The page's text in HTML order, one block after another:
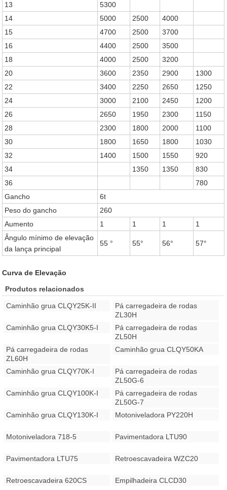
13
5300
14
5000 2500
4000
15
4700 2500
3700
16
4400 2500
3500
18
4000 2500
3200
20
3600 2350 2900
1300
22
3400 2250 2650
1250
24
3000 2100 2450
1200
26
2650 1950 2300
1150
28
2300 1800 2000
1100
30
1800 1650 1800
1030
32
1400 1500 1550
920
34
1350 1350
830
36
780
Gancho
6t
Peso do gancho
260
Aumento
1 1 1
1
Ângulo mínimo de elevação
da lança principal
55 ° 55° 56° 57°
Curva de Elevação
Produtos relacionados
Caminhão grua CLQY25K-II
Pá carregadeira de rodas
ZL30H
Caminhão grua CLQY30K5-I
Pá carregadeira de rodas
ZL50H
Pá carregadeira de rodas
ZL60H
Caminhão grua CLQY50KA
Caminhão grua CLQY70K-I
Pá carregadeira de rodas
ZL50G-6
Caminhão grua CLQY100K-I
Pá carregadeira de rodas
ZL50G-7
Caminhão grua CLQY130K-I
Motoniveladora PY220H
Motoniveladora 718-5 Pavimentadora LTU90
Pavimentadora LTU75 Retroescavadeira WZC20
Retroescavadeira 620CS Empilhadeira CLCD30